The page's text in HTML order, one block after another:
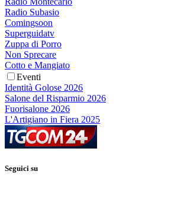
Radio Subasio
Comingsoon
Superguidatv
Zuppa di Porro
Non Sprecare
Cotto e Mangiato
Eventi
Identità Golose 2026
Salone del Risparmio 2026
Fuorisalone 2026
L'Artigiano in Fiera 2025
Seguici su